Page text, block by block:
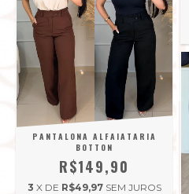
PANTALONA ALFAIATARIA
BOTTON
R$149,90
3 X DE R$49,97 SEM JUROS